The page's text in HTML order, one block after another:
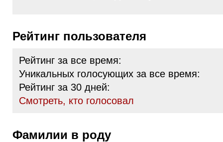
Рейтинг пользователя
Рейтинг за все время:
Уникальных голосующих за все время:
Рейтинг за 30 дней:
Cмотреть, кто голосовал
Фамилии в роду